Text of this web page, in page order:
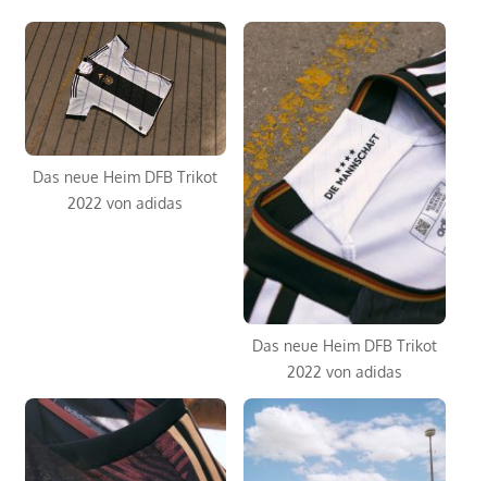
Das neue Heim DFB Trikot
2022 von adidas
Das neue Heim DFB Trikot
2022 von adidas